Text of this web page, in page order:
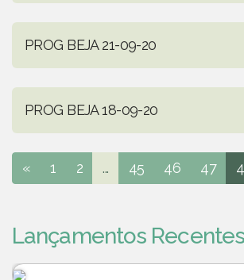
PROG BEJA 21-09-20
PROG BEJA 18-09-20
« 1 2 ... 45 46 47
Lançamentos Recentes